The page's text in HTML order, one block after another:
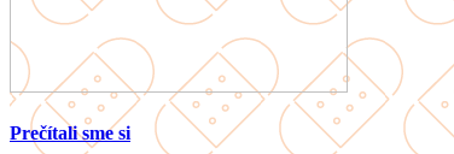
Prečítali sme si